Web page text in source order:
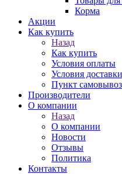
Корма
Акции
Как купить
Назад
Как купить
Условия оплаты
Условия доставки
Пункт
Производители
О компании
Назад
О компании
Новости
Отзывы
Политика
Контакты